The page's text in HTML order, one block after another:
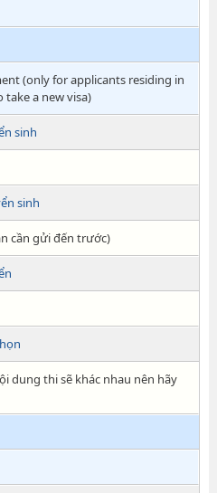
(only for applicants residing in
take a new visa)
sinh
sinh
cần gửi đến trước)
dung thi sẽ khác nhau nên hãy